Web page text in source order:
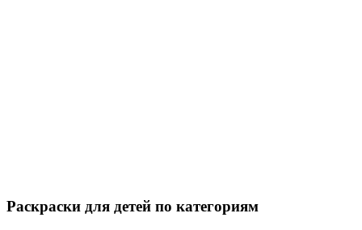
Раскраски для детей по категориям